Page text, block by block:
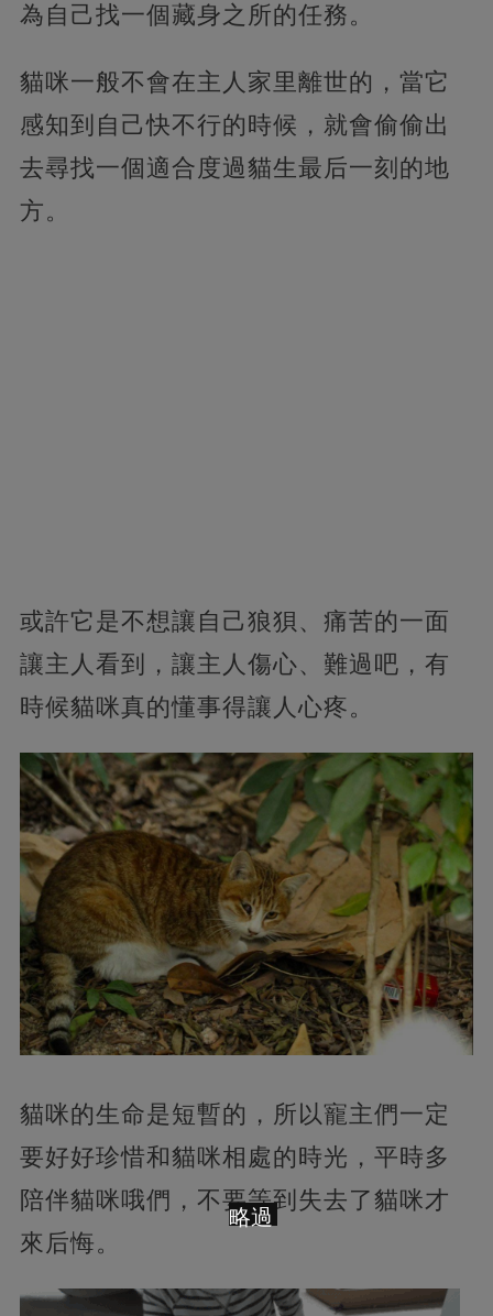
為自己找一個藏身之所的任務。
貓咪一般不會在主人家里離世的，當它
感知到自己快不行的時候，就會偷偷出
去尋找一個適合度過貓生最后一刻的地
方。
或許它是不想讓自己狼狽、痛苦的一面
讓主人看到，讓主人傷心、難過吧，有
時候貓咪真的懂事得讓人心疼。
貓咪的生命是短暫的，所以寵主們一定
要好好珍惜和貓咪相處的時光，平時多
陪伴貓咪哦們，不要等到失去了貓咪才
來后悔。
略過